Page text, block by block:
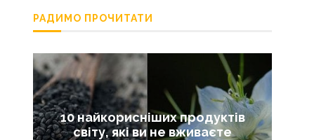
РАДИМО ПРОЧИТАТИ
10 найкорисніших продуктів
світу, які ви не вживаєте